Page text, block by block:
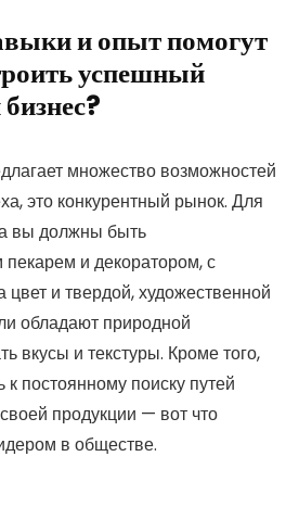
и опыт помогут
успешный
множество возможностей
это конкурентный рынок. Для
вы должны быть
и декоратором, с
и твердой, художественной
обладают природной
вкусы и текстуры. Кроме того,
к постоянному поиску путей
продукции — вот что
в обществе.